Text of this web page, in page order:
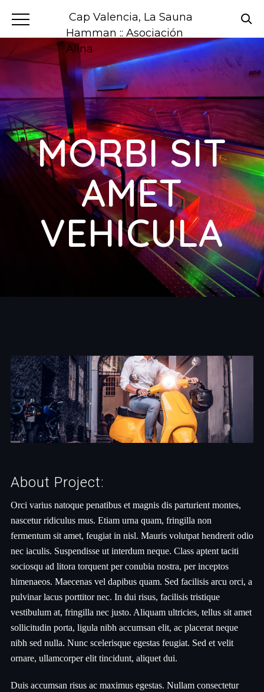
Cap Valencia, La Sauna
Hamman :: Asociación
Alina
MORBI SIT
AMET
VEHICULA
About Project:
Orci varius natoque penatibus et magnis dis parturient montes,
nascetur ridiculus mus. Etiam urna quam, fringilla non
fermentum sit amet, feugiat in nisl. Mauris volutpat hendrerit odio
nec iaculis. Suspendisse ut interdum neque. Class aptent taciti
sociosqu ad litora torquent per conubia nostra, per inceptos
himenaeos. Maecenas vel dapibus quam. Sed facilisis arcu orci, a
pulvinar lacus porttitor nec. In dui risus, facilisis tristique
vestibulum at, fringilla nec justo. Aliquam ultricies, tellus sit amet
sollicitudin porta, ligula nibh accumsan elit, ac placerat neque
nibh sed nulla. Nunc scelerisque egestas feugiat. Sed et velit
ornare, ullamcorper elit tincidunt, aliquet dui.
Duis accumsan risus ac maximus egestas. Nullam consectetur